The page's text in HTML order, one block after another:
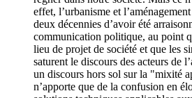
effet, l’urbanisme et
deux décennies d’avoir été
communication politique, au point
lieu de projet de société et que les
saturent le discours des acteurs de
un discours hors sol sur la "mixité
n’apporte que de la confusion en